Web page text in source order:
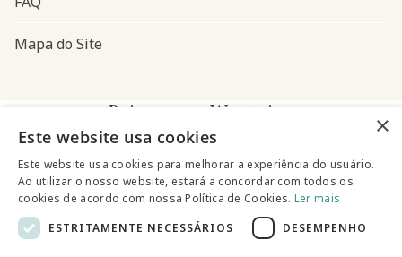
Mapa do Site
Baixe o app Westwing
×
Este website usa cookies
Este website usa cookies para melhorar a experiência do usuário.
Ao utilizar o nosso website, estará a concordar com todos os
cookies de acordo com nossa Política de Cookies. Ler mais
ESTRITAMENTE NECESSÁRIOS
DESEMPENHO